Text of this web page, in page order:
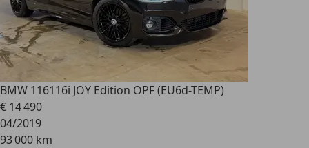
BMW 116116i JOY Edition OPF (EU6d-TEMP)
€ 14 490
04/2019
93 000 km